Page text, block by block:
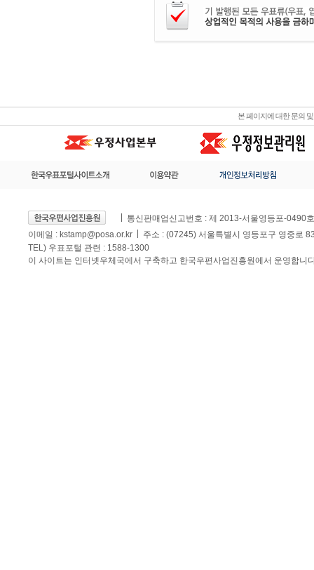
본 페이지에 대한 문의
통신판매업신고번호 : 제 2013-서울영등포-0490호
이메일 : kstamp@posa.or.kr
주소 : (07245) 서울특별시 영등포구 영중로
TEL) 우표포털 관련 : 1588-1300
이 사이트는 인터넷우체국에서 구축하고 한국우편사업진흥원에서 운영합니